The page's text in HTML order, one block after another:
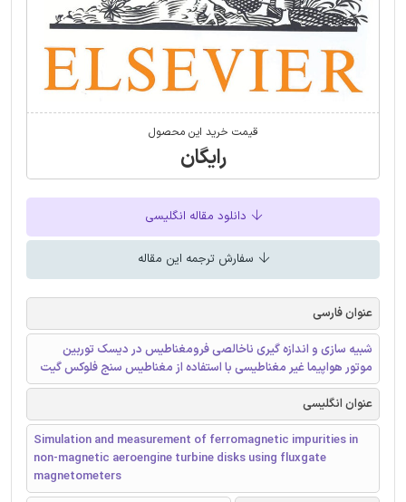
قیمت خرید این محصول
رایگان
دانلود مقاله انگلیسی
سفارش ترجمه این مقاله
عنوان فارسی
شبیه سازی و اندازه گیری ناخالصی فرومغناطیس در دیسک توربین
موتور هواپیما غیر مغناطیسی با استفاده از مغناطیس سنج فلوکس گیت
عنوان انگلیسی
Simulation and measurement of ferromagnetic impurities in
non-magnetic aeroengine turbine disks using fluxgate
magnetometers